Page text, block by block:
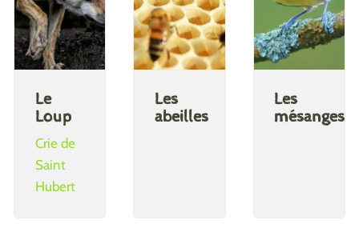
Le
Loup
Crie de
Saint
Hubert
Les
abeilles
Les
mésanges